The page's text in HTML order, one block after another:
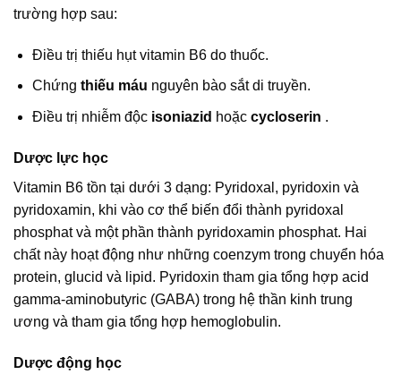
trường hợp sau:
Điều trị thiếu hụt vitamin B6 do thuốc.
Chứng thiếu máu nguyên bào sắt di truyền.
Điều trị nhiễm độcisoniazid hoặccycloserin .
Dược lực học
Vitamin B6 tồn tại dưới 3 dạng: Pyridoxal, pyridoxin và
pyridoxamin, khi vào cơ thể biến đổi thành pyridoxal
phosphat và một phần thành pyridoxamin phosphat. Hai
chất này hoạt động như những coenzym trong chuyển hóa
protein, glucid và lipid. Pyridoxin tham gia tổng hợp acid
gamma-aminobutyric (GABA) trong hệ thần kinh trung
ương và tham gia tổng hợp hemoglobulin.
Dược động học